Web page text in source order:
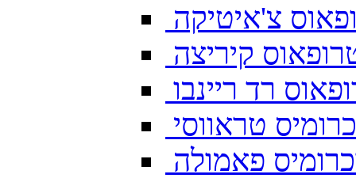
צ'איטיקה
קיריצה
רד ריינבו
טראווסי
פאמולה